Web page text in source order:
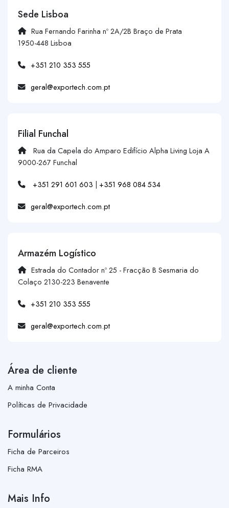
Sede Lisboa
Rua Fernando Farinha nº 2A/2B Braço de Prata
1950-448 Lisboa
+351 210 353 555
geral@exportech.com.pt
Filial Funchal
Rua da Capela do Amparo Edifício Alpha Living Loja A
9000-267 Funchal
+351 291 601 603 | +351 968 084 534
geral@exportech.com.pt
Armazém Logístico
Estrada do Contador nº 25 - Fracção B Sesmaria do
Colaço 2130-223 Benavente
+351 210 353 555
geral@exportech.com.pt
Área de cliente
A minha Conta
Políticas de Privacidade
Formulários
Ficha de Parceiros
Ficha RMA
Mais Info